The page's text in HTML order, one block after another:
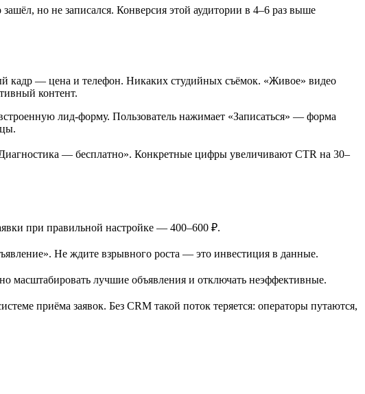
но не записался. Конверсия этой аудитории в 4–6 раз выше
кадр — цена и телефон. Никаких студийных съёмок. «Живое» видео
контент.
лид-форму. Пользователь нажимает «Записаться» — форма
— бесплатно». Конкретные цифры увеличивают CTR на 30–
при правильной настройке — 400–600 ₽.
Не ждите взрывного роста — это инвестиция в данные.
лучшие объявления и отключать неэффективные.
приёма заявок. Без CRM такой поток теряется: операторы путаются,